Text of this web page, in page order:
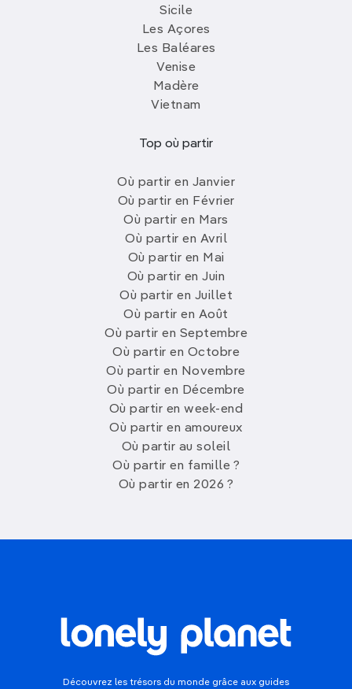
Sicile
Les Açores
Les Baléares
Venise
Madère
Vietnam
Top où partir
Où partir en Janvier
Où partir en Février
Où partir en Mars
Où partir en Avril
Où partir en Mai
Où partir en Juin
Où partir en Juillet
Où partir en Août
Où partir en Septembre
Où partir en Octobre
Où partir en Novembre
Où partir en Décembre
Où partir en week-end
Où partir en amoureux
Où partir au soleil
Où partir en famille ?
Où partir en 2026 ?
Découvrez les trésors du monde grâce aux guides